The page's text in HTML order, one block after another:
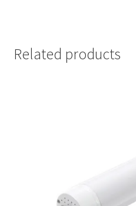
Related products